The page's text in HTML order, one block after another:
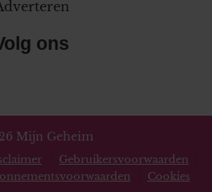
ons
Mijn Geheim
Gebruikersvoorwaarden
Cookies